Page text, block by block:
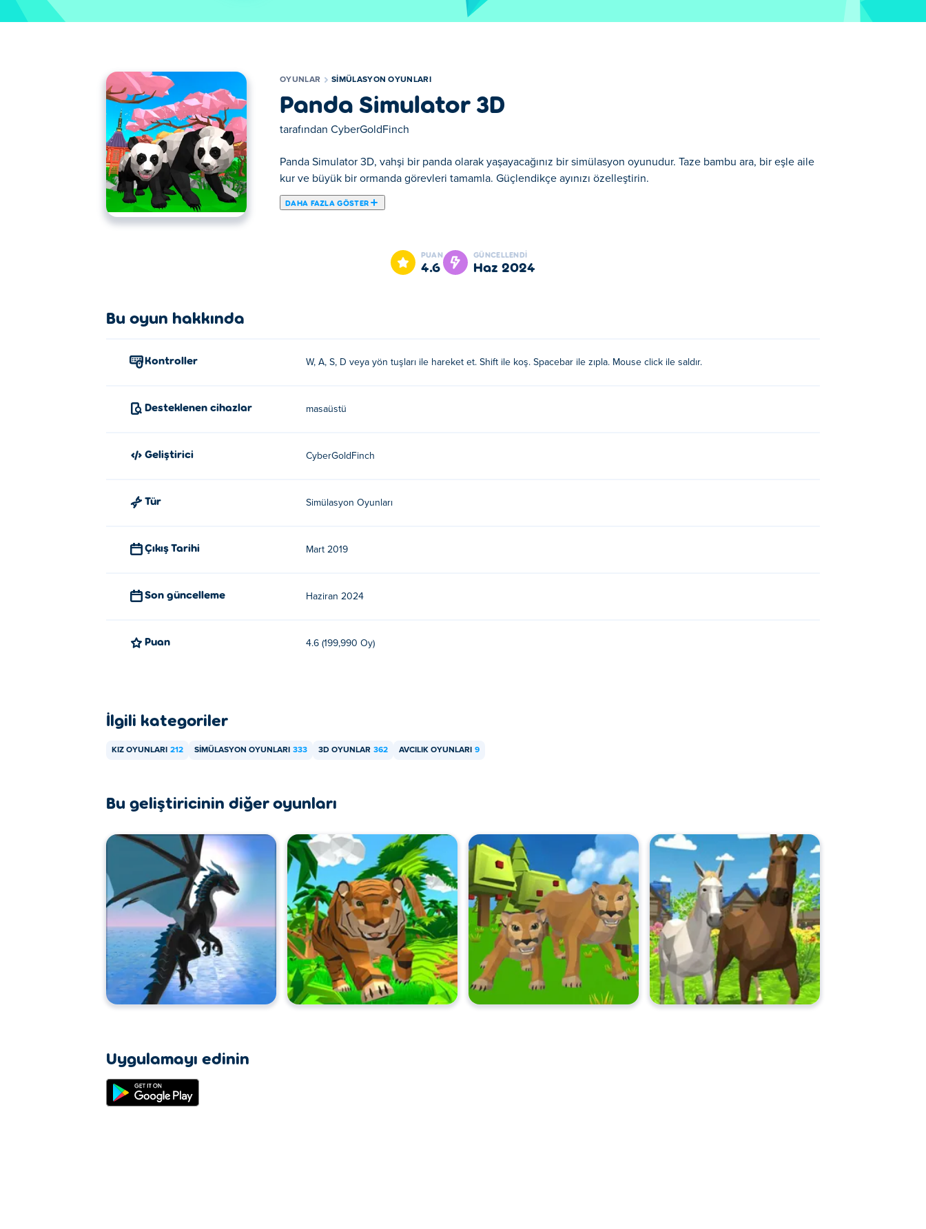
OYUNLAR SIMÜLASYON OYUNLARI
Panda Simulator 3D
tarafından CyberGoldFinch
Panda Simulator 3D, vahşi bir panda olarak yaşayacağınız bir simülasyon oyunudur. Taze bambu ara, bir eşle aile
kur ve büyük bir ormanda görevleri tamamla. Güçlendikçe ayınızı özelleştirin.
DAHA FAZLA GÖSTER
Haydi Panda Simulator 3D oynayalım. Panda Simulator 3D seçkin Simülasyon Oyunları mızdandır.
PUAN
4.6
GÜNCELLENDI
Haz 2024
Bu oyun hakkında
Kontroller W, A, S, D veya yön tuşları ile hareket et. Shift ile koş. Spacebar ile zıpla. Mouse click ile saldır.
Desteklenen cihazlar masaüstü
Geliştirici CyberGoldFinch
Tür Simülasyon Oyunları
Çıkış Tarihi Mart 2019
Son güncelleme Haziran 2024
Puan 4.6 (199,990 Oy)
İlgili kategoriler
KIZ OYUNLARI 212 SIMÜLASYON OYUNLARI 333 3D OYUNLAR 362 AVCILIK OYUNLARI 9
Bu geliştiricinin diğer oyunları
Uygulamayı edinin